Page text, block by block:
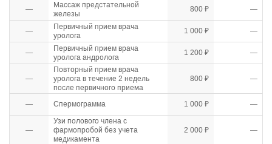
—
Массаж предстательной
железы
800 ₽ —
—
Первичный прием врача
уролога
1 000 ₽ —
—
Первичный прием врача
уролога андролога
1 200 ₽ —
—
Повторный прием врача
уролога в течение 2 недель
после первичного приема
800 ₽ —
— Спермограмма 1 000 ₽ —
—
Узи полового члена с
фармопробой без учета
медикамента
2 000 ₽ —